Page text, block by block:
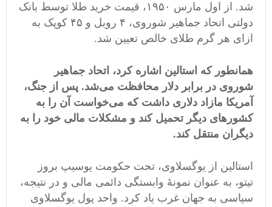
شد. از اول مارس ۱۹۵۰، قیمت خرید طلا توسط بانک
دولتی اتحاد جماهیر شوروی، ۴ روبل و ۴۵ کوپک به
ازای هر گرم طلای خالص تعیین شد.
همانطور که استالین اشاره کرد، اتحاد جماهیر
شوروی در برابر دلار محافظت می‌شد. پس از جنگ،
آمریکا مازاد دلاری داشت که می‌خواست آن را به
کشورهای دیگر تحمیل کند و مشکلات مالی خود را به
دیگران منتقل کند.
استالین از یوگسلاوی، تحت حکومت یوسیپ بروز
تیتو، به عنوان نمونۀ وابستگی دائمی مالی و در نتیجه،
سیاسی به جهان غرب یاد کرد. واحد پول یوگسلاوی